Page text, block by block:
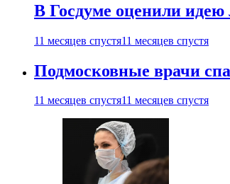
В Госдуме оценили идею
11 месяцев спустя11 месяцев спустя
Подмосковные врачи
11 месяцев спустя11 месяцев спустя